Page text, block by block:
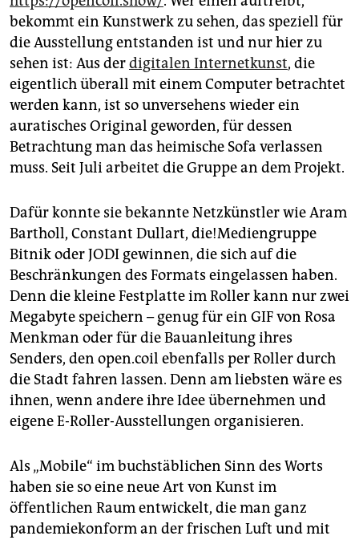
bekommt ein Kunstwerk zu sehen, das speziell für
die Ausstellung entstanden ist und nur hier zu
sehen ist: Aus derdigitalen Internetkunst, die
eigentlich überall mit einem Computer betrachtet
werden kann, ist so unversehens wieder ein
auratisches Original geworden, für dessen
Betrachtung man das heimische Sofa verlassen
muss. Seit Juli arbeitet die Gruppe an dem Projekt.
Dafür konnte sie bekannte Netzkünstler wie Aram
Bartholl, Constant Dullart, die!Mediengruppe
Bitnik oder JODI gewinnen, die sich auf die
Beschränkungen des Formats eingelassen haben.
Denn die kleine Festplatte im Roller kann nur zwei
Megabyte speichern – genug für ein GIF von Rosa
Menkman oder für die Bauanleitung ihres
Senders, den open.coil ebenfalls per Roller durch
die Stadt fahren lassen. Denn am liebsten wäre es
ihnen, wenn andere ihre Idee übernehmen und
eigene E-Roller-Ausstellungen organisieren.
Als „Mobile“ im buchstäblichen Sinn des Worts
haben sie so eine neue Art von Kunst im
öffentlichen Raum entwickelt, die man ganz
pandemiekonform an der frischen Luft und mit